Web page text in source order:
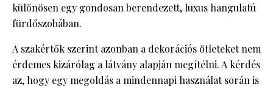
különösen egy gondosan berendezett, luxus hangulatú
fürdőszobában.
A szakértők szerint azonban a dekorációs ötleteket nem
érdemes kizárólag a látvány alapján megítélni. A kérdés
az, hogy egy megoldás a mindennapi használat során is